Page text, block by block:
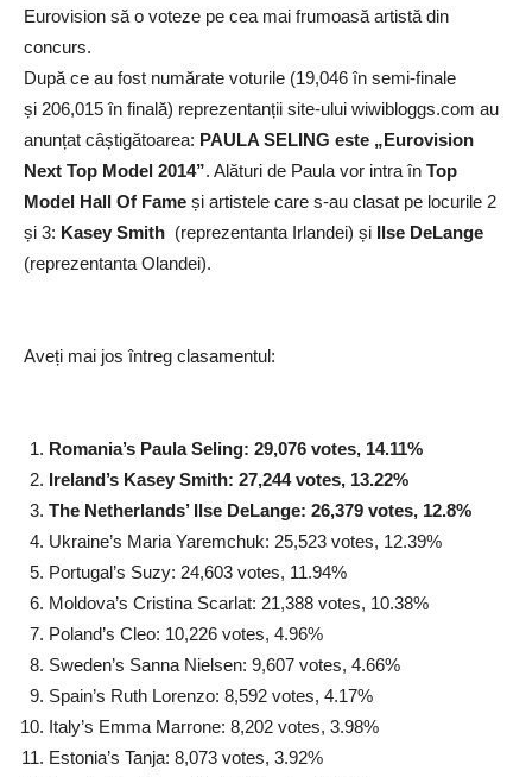
Eurovision să o voteze pe cea mai frumoasă artistă din
concurs.
După ce au fost numărate voturile (19,046 în semi-finale
și 206,015 în finală) reprezentanții site-ului wiwibloggs.com au
anunțat câștigătoarea: PAULA SELING este „Eurovision
Next Top Model 2014”. Alături de Paula vor intra în Top
Model Hall Of Fame și artistele care s-au clasat pe locurile 2
și 3: Kasey Smith (reprezentanta Irlandei) și Ilse DeLange
(reprezentanta Olandei).
Aveți mai jos întreg clasamentul:
Romania’s Paula Seling: 29,076 votes, 14.11%
Ireland’s Kasey Smith: 27,244 votes, 13.22%
The Netherlands’ Ilse DeLange: 26,379 votes, 12.8%
Ukraine’s Maria Yaremchuk: 25,523 votes, 12.39%
Portugal’s Suzy: 24,603 votes, 11.94%
Moldova’s Cristina Scarlat: 21,388 votes, 10.38%
Poland’s Cleo: 10,226 votes, 4.96%
Sweden’s Sanna Nielsen: 9,607 votes, 4.66%
Spain’s Ruth Lorenzo: 8,592 votes, 4.17%
Italy’s Emma Marrone: 8,202 votes, 3.98%
Estonia’s Tanja: 8,073 votes, 3.92%